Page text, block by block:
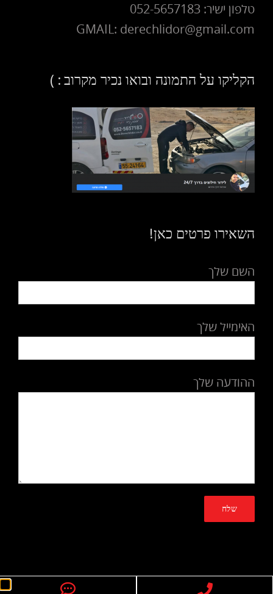
טלפון ישיר: 052-5657183
GMAIL: derechlidor@gmail.com
הקליקו על התמונה ובואו נכיר מקרוב : )
השאירו פרטים כאן!
השם שלך
האימייל שלך
ההודעה שלך